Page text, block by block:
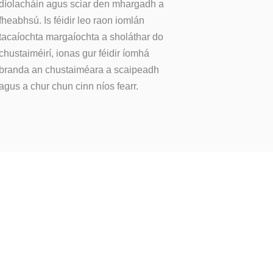
agus sciar den mhargadh a
Is féidir leo raon iomlán
margaíochta a sholáthar do
ionas gur féidir íomhá
branda an chustaiméara a scaipeadh
a chur chun cinn níos fearr.